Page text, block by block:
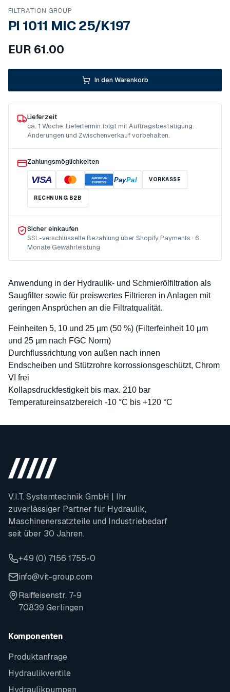
FILTRATION GROUP
PI 1011 MIC 25/K197
EUR 61.00
In den Warenkorb
Lieferzeit
ca. 1 Woche. Liefertermin folgt mit Auftragsbestätigung.
Änderungen und Zwischenverkauf vorbehalten.
Zahlungsmöglichkeiten
VISA
AMERICAN
EXPRESS
PayPal VORKASSE
RECHNUNG B2B
Sicher einkaufen
SSL-verschlüsselte Bezahlung über Shopify Payments · 6
Monate Gewährleistung
Anwendung in der Hydraulik- und Schmierölfiltration als
Saugfilter sowie für preiswertes Filtrieren in Anlagen mit
geringen Ansprüchen an die Filtratqualität.
Feinheiten 5, 10 und 25 µm (50 %) (Filterfeinheit 10 µm
und 25 µm nach FGC Norm)
Durchflussrichtung von außen nach innen
Endscheiben und Stützrohre korrossionsgeschützt, Chrom
VI frei
Kollapsdruckfestigkeit bis max. 210 bar
Temperatureinsatzbereich -10 °C bis +120 °C
V.I.T. Systemtechnik GmbH | Ihr
zuverlässiger Partner für Hydraulik,
Maschinenersatzteile und Industriebedarf
seit über 30 Jahren.
+49 (0) 7156 1755-0
info@vit-group.com
Raiffeisenstr. 7-9
70839 Gerlingen
Komponenten
Produktanfrage
Hydraulikventile
Hydraulikpumpen